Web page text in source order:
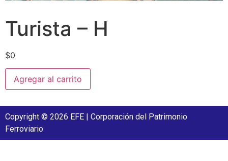
Turista – H
$0
Agregar al carrito
Copyright © 2026 EFE | Corporación del Patrimonio
Ferroviario